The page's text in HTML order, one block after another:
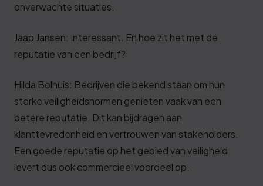
onverwachte situaties.
Jaap Jansen: Interessant. En hoe zit het met de
reputatie van een bedrijf?
Hilda Bolhuis: Bedrijven die bekend staan om hun
sterke veiligheidsnormen genieten vaak van een
betere reputatie. Dit kan bijdragen aan
klanttevredenheid en vertrouwen van stakeholders.
Een goede reputatie op het gebied van veiligheid
levert dus ook commercieel voordeel op.